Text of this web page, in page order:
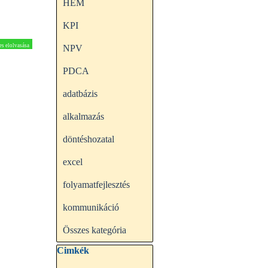
elolvasása
HEM
KPI
NPV
PDCA
adatbázis
alkalmazás
döntéshozatal
excel
folyamatfejlesztés
kommunikáció
Összes kategória
Kihagy blokk Cimkék
Cimkék